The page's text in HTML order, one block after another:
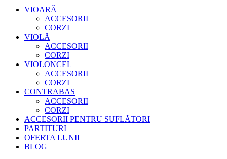
VIOARĂ
ACCESORII
CORZI
VIOLĂ
ACCESORII
CORZI
VIOLONCEL
ACCESORII
CORZI
CONTRABAS
ACCESORII
CORZI
ACCESORII PENTRU SUFLĂTORI
PARTITURI
OFERTA LUNII
BLOG